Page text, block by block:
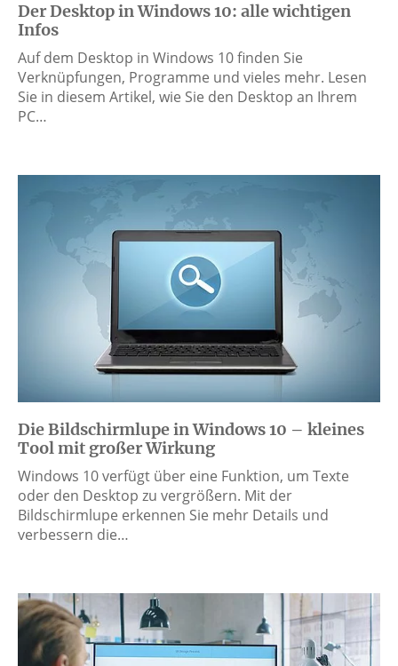
Der Desktop in Windows 10: alle wichtigen
Infos
Auf dem Desktop in Windows 10 finden Sie
Verknüpfungen, Programme und vieles mehr. Lesen
Sie in diesem Artikel, wie Sie den Desktop an Ihrem
PC…
Die Bildschirmlupe in Windows 10 – kleines
Tool mit großer Wirkung
Windows 10 verfügt über eine Funktion, um Texte
oder den Desktop zu vergrößern. Mit der
Bildschirmlupe erkennen Sie mehr Details und
verbessern die…